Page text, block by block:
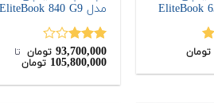
تومان
مدل EliteBook 840 G9
نمره
3.00از
93,700,000 تومان‌ تا ‌
105,800,000 تومان